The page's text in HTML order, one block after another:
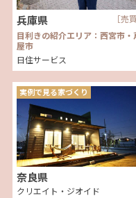
［売
兵庫県
目利きの紹介エリア：西宮市・
屋市
日住サービス
実例で見る家づくり
奈良県
クリエイト・ジオイド